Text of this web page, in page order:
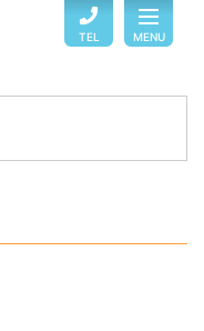
TEL MENU